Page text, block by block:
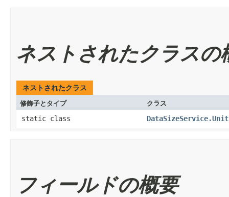
ネストされたクラスの
ネストされたクラス
修飾子とタイプ クラス
static class DataSizeService.Unit
フィールドの概要